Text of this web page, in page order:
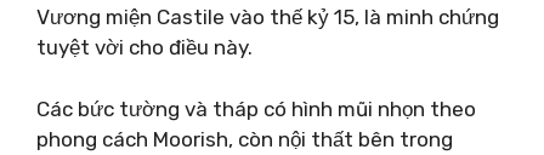
Vương miện Castile vào thế kỷ 15, là minh chứng
tuyệt vời cho điều này.
Các bức tường và tháp có hình mũi nhọn theo
phong cách Moorish, còn nội thất bên trong